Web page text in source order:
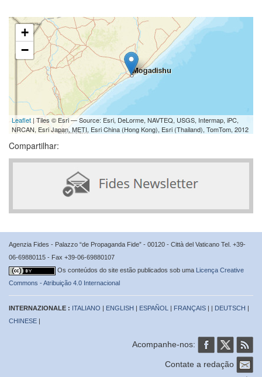
+
−
Leaflet | Tiles © Esri — Source: Esri, DeLorme, NAVTEQ, USGS, Intermap, iPC,
NRCAN, Esri Japan, METI, Esri China (Hong Kong), Esri (Thailand), TomTom, 2012
Compartilhar:
Agenzia Fides - Palazzo “de Propaganda Fide” - 00120 - Città del Vaticano Tel. +39-
06-69880115 - Fax +39-06-69880107
Os conteúdos do site estão publicados sob uma Licença Creative
Commons - Atribuição 4.0 Internacional
INTERNAZIONALE : ITALIANO | ENGLISH | ESPAÑOL | FRANÇAIS | | DEUTSCH |
CHINESE |
Acompanhe-nos:
Contate a redação